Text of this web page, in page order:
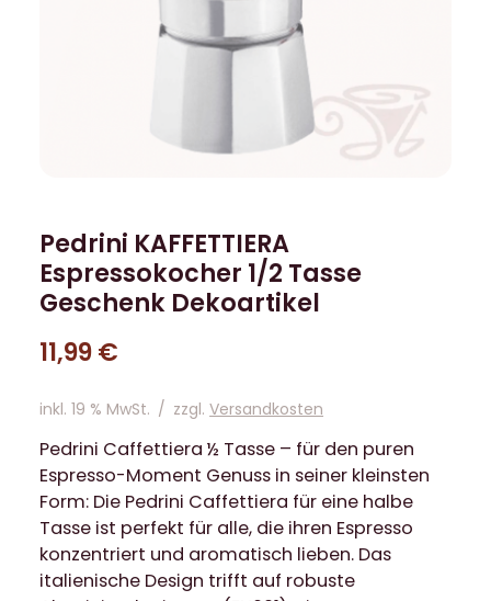
Pedrini KAFFETTIERA
Espressokocher 1/2 Tasse
Geschenk Dekoartikel
11,99€
inkl. 19 % MwSt. / zzgl.Versandkosten
Pedrini Caffettiera ½ Tasse – für den puren
Espresso-Moment Genuss in seiner kleinsten
Form: Die Pedrini Caffettiera für eine halbe
Tasse ist perfekt für alle, die ihren Espresso
konzentriert und aromatisch lieben. Das
italienische Design trifft auf robuste